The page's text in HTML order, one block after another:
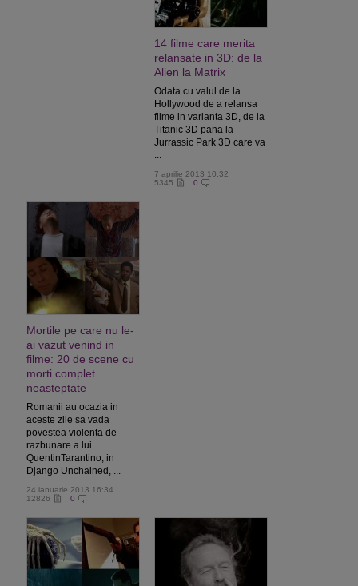
14 filme care merita
relansate in 3D: de la
Alien la Matrix
Odata cu valul de la
Hollywood de a relansa
filme in varianta 3D, de la
Titanic 3D pana la
Jurrassic Park 3D care va
...
7 aprilie 2013 10:32
5345
0
Mortile pe care nu le-
ai vazut venind in
filme: 20 de scene cu
morti complet
neasteptate
Romanii au ocazia in
aceste zile sa vada
povestea violenta de
razbunare a lui
QuentinTarantino, in
Django Unchained, ...
24 ianuarie 2013 16:34
12826
0